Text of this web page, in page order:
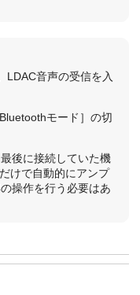
LDAC音声の受信を入
モード］の切
後に接続していた機
けで自動的にアンプ
操作を行う必要はあ